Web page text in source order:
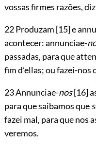
vossas firmes razões,
22 Produzam [15]e
acontecer: annunciae-
passadas, para que
fim d’ellas; ou fazei-nos
23 Annunciae-nos[16]
para que saibamos que
fazei mal, para que nos
veremos.